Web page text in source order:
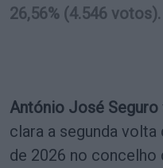
26,56% (4.546 votos).
António José Seguro
clara a segunda
de 2026 no concelho